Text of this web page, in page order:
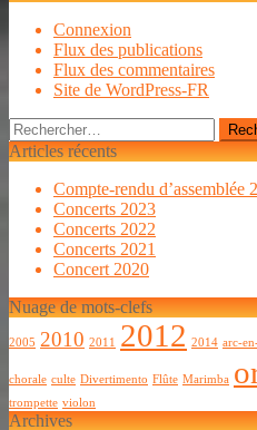
Connexion
Flux des publications
Flux des commentaires
Site de WordPress-FR
Rechercher :
Articles récents
Compte-rendu d’assemblée
Concerts 2023
Concerts 2022
Concerts 2021
Concert 2020
Nuage de mots-clefs
2005 2010 2011 2012 2014 arc-
chorale culte Divertimento Flûte Marimba
trompette violon
Archives